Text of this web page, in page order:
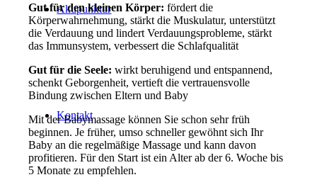
Akupunktur
Kontakt
Gut für den kleinen Körper: fördert die
Körperwahrnehmung, stärkt die Muskulatur, unterstützt
die Verdauung und lindert Verdauungsprobleme, stärkt
das Immunsystem, verbessert die Schlafqualität
Gut für die Seele:wirkt beruhigend und entspannend,
schenkt Geborgenheit, vertieft die vertrauensvolle
Bindung zwischen Eltern und Baby
Mit der Babymassage können Sie schon sehr früh
beginnen. Je früher, umso schneller gewöhnt sich Ihr
Baby an die regelmäßige Massage und kann davon
profitieren. Für den Start ist ein Alter ab der 6. Woche bis
5 Monate zu empfehlen.